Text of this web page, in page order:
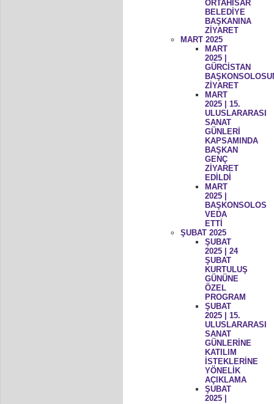
ORTAHİSAR
BELEDİYE
BAŞKANINA
ZİYARET
MART 2025
MART
2025 |
GÜRCİSTAN
ZİYARET
MART
2025 | 15.
ULUSLARARASI
SANAT
GÜNLERİ
KAPSAMINDA
BAŞKAN
GENÇ
ZİYARET
EDİLDİ
MART
2025 |
BAŞKONSOLOS
VEDA
ETTİ
ŞUBAT 2025
ŞUBAT
2025 | 24
ŞUBAT
KURTULUŞ
GÜNÜNE
ÖZEL
PROGRAM
ŞUBAT
2025 | 15.
ULUSLARARASI
SANAT
GÜNLERİNE
KATILIM
İSTEKLERİNE
YÖNELİK
AÇIKLAMA
ŞUBAT
2025 |